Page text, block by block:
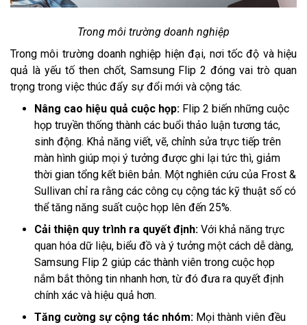
Trong môi trường doanh nghiệp
Trong môi trường doanh nghiệp hiện đại, nơi tốc độ và hiệu
quả là yếu tố then chốt, Samsung Flip 2 đóng vai trò quan
trọng trong việc thúc đẩy sự đổi mới và cộng tác.
Nâng cao hiệu quả cuộc họp: Flip 2 biến những cuộc
họp truyền thống thành các buổi thảo luận tương tác,
sinh động. Khả năng viết, vẽ, chỉnh sửa trực tiếp trên
màn hình giúp mọi ý tưởng được ghi lại tức thì, giảm
thời gian tổng kết biên bản. Một nghiên cứu của Frost &
Sullivan chỉ ra rằng các công cụ cộng tác kỹ thuật số có
thể tăng năng suất cuộc họp lên đến 25%.
Cải thiện quy trình ra quyết định: Với khả năng trực
quan hóa dữ liệu, biểu đồ và ý tưởng một cách dễ dàng,
Samsung Flip 2 giúp các thành viên trong cuộc họp
nắm bắt thông tin nhanh hơn, từ đó đưa ra quyết định
chính xác và hiệu quả hơn.
Tăng cường sự cộng tác nhóm: Mọi thành viên đều